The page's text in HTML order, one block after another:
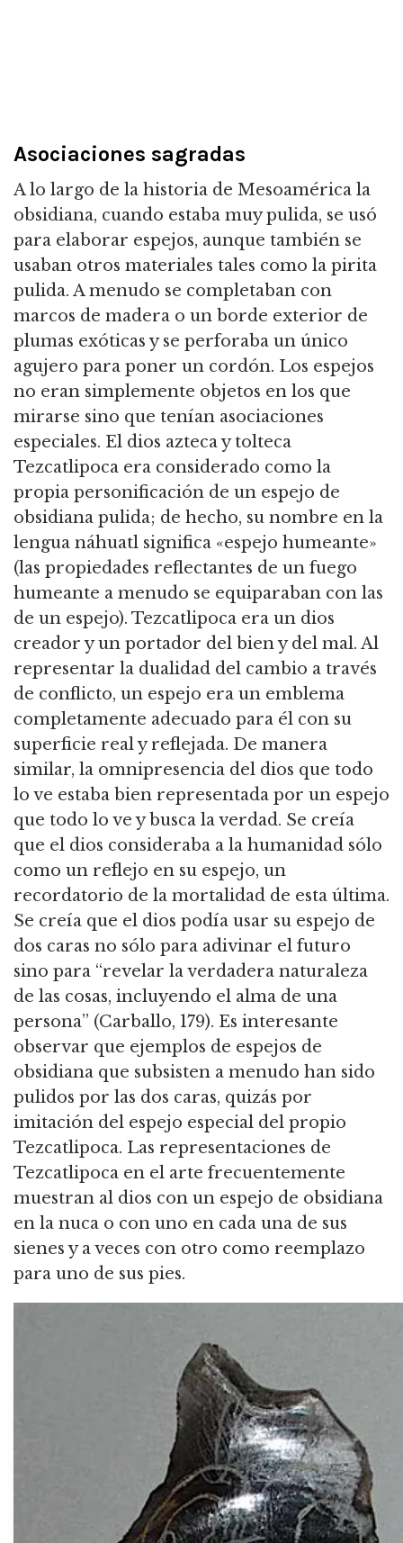
Asociaciones sagradas
A lo largo de la historia de Mesoamérica la
obsidiana, cuando estaba muy pulida, se usó
para elaborar espejos, aunque también se
usaban otros materiales tales como la pirita
pulida. A menudo se completaban con
marcos de madera o un borde exterior de
plumas exóticas y se perforaba un único
agujero para poner un cordón. Los espejos
no eran simplemente objetos en los que
mirarse sino que tenían asociaciones
especiales. El dios azteca y tolteca
Tezcatlipoca era considerado como la
propia personificación de un espejo de
obsidiana pulida; de hecho, su nombre en la
lengua náhuatl significa «espejo humeante»
(las propiedades reflectantes de un fuego
humeante a menudo se equiparaban con las
de un espejo). Tezcatlipoca era un dios
creador y un portador del bien y del mal. Al
representar la dualidad del cambio a través
de conflicto, un espejo era un emblema
completamente adecuado para él con su
superficie real y reflejada. De manera
similar, la omnipresencia del dios que todo
lo ve estaba bien representada por un espejo
que todo lo ve y busca la verdad. Se creía
que el dios consideraba a la humanidad sólo
como un reflejo en su espejo, un
recordatorio de la mortalidad de esta última.
Se creía que el dios podía usar su espejo de
dos caras no sólo para adivinar el futuro
sino para “revelar la verdadera naturaleza
de las cosas, incluyendo el alma de una
persona” (Carballo, 179). Es interesante
observar que ejemplos de espejos de
obsidiana que subsisten a menudo han sido
pulidos por las dos caras, quizás por
imitación del espejo especial del propio
Tezcatlipoca. Las representaciones de
Tezcatlipoca en el arte frecuentemente
muestran al dios con un espejo de obsidiana
en la nuca o con uno en cada una de sus
sienes y a veces con otro como reemplazo
para uno de sus pies.